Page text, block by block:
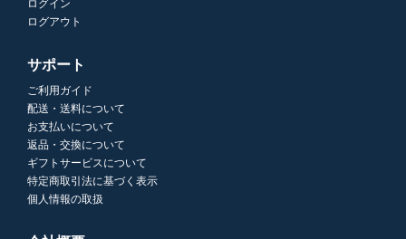
ログイン
ログアウト
サポート
ご利用ガイド
配送・送料について
お支払いについて
返品・交換について
ギフトサービスについて
特定商取引法に基づく表示
個人情報の取扱